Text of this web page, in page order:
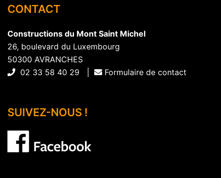
CONTACT
Constructions du Mont Saint Michel
26, boulevard du Luxembourg
50300 AVRANCHES
02 33 58 40 29 |
Formulaire de contact
SUIVEZ-NOUS !